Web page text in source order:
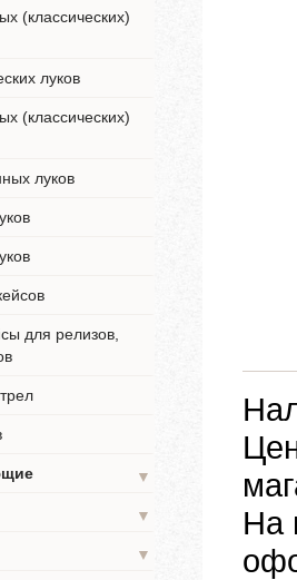
(классических)
луков
(классических)
луков
для релизов,
▼
▼
▼
На